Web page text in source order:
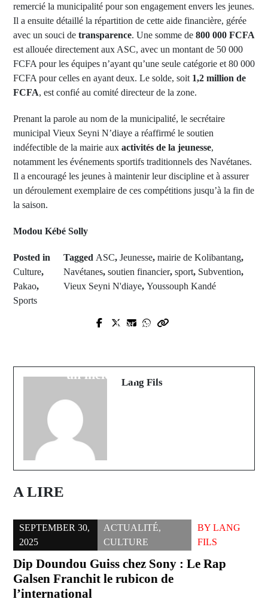
remercié la municipalité pour son engagement envers les jeunes.
Il a ensuite détaillé la répartition de cette aide financière, gérée
avec un souci de transparence. Une somme de 800 000 FCFA
est allouée directement aux ASC, avec un montant de 50 000
FCFA pour les équipes n’ayant qu’une seule catégorie et 80 000
FCFA pour celles en ayant deux. Le solde, soit 1,2 million de
FCFA, est confié au comité directeur de la zone.
Prenant la parole au nom de la municipalité, le secrétaire
municipal Vieux Seyni N’diaye a réaffirmé le soutien
indéfectible de la mairie aux activités de la jeunesse,
notamment les événements sportifs traditionnels des Navétanes.
Il a encouragé les jeunes à maintenir leur discipline et à assurer
un déroulement exemplaire de ces compétitions jusqu’à la fin de
la saison.
Modou Kébé Solly
Posted in
Culture,
Pakao,
Sports
Tagged ASC,Jeunesse,mairie de Kolibantang,
Navétanes,soutien financier,sport, Subvention,
Vieux Seyni N'diaye,Youssouph Kandé
Prev Post
Next Post
un incident protocolaire
Lang Fils
A LIRE
SEPTEMBER 30,
2025
ACTUALITÉ,
CULTURE
BYLANG
FILS
Dip Doundou Guiss chez Sony : Le Rap
Galsen Franchit le rubicon de
l’international